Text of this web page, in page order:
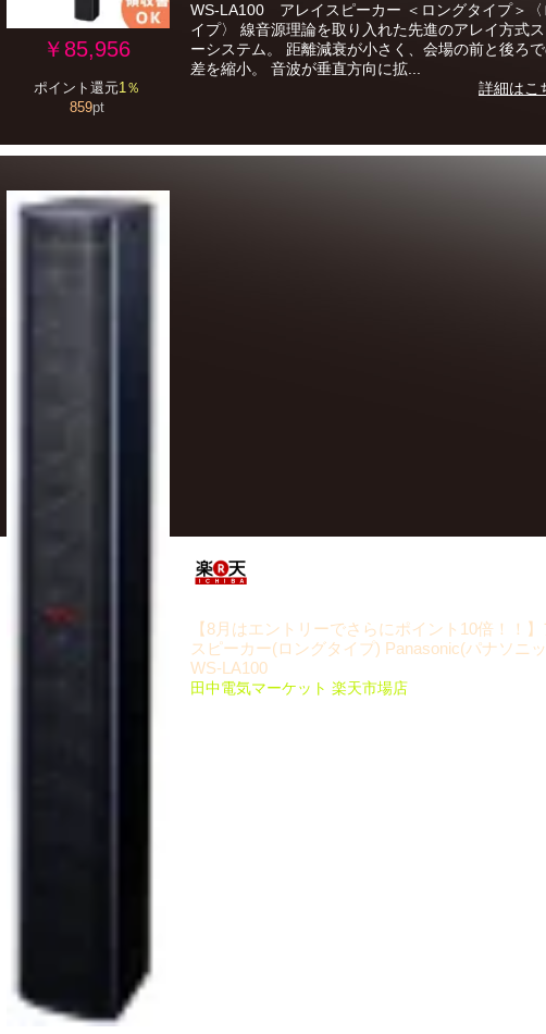
￥85,956
ポイント還元1％
859pt
WS-LA100 アレイスピーカー ＜ロングタイプ＞〈
イプ〉 線音源理論を取り入れた先進のアレイ方式
ーシステム。 距離減衰が小さく、会場の前と後ろ
差を縮小。 音波が垂直方向に拡...
詳細はこ
【8月はエントリーでさらにポイント10倍！！
スピーカー(ロングタイプ) Panasonic(パナソニ
WS-LA100
田中電気マーケット 楽天市場店